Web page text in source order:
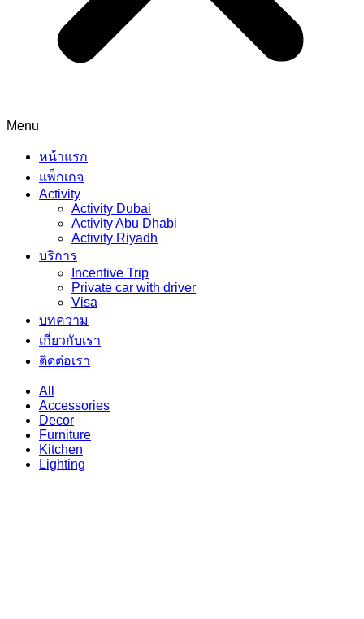
Menu
หน้าแรก
แพ็กเกจ
Activity
Activity Dubai
Activity Abu Dhabi
Activity Riyadh
บริการ
Incentive Trip
Private car with driver
Visa
บทความ
เกี่ยวกับเรา
ติดต่อเรา
All
Accessories
Decor
Furniture
Kitchen
Lighting